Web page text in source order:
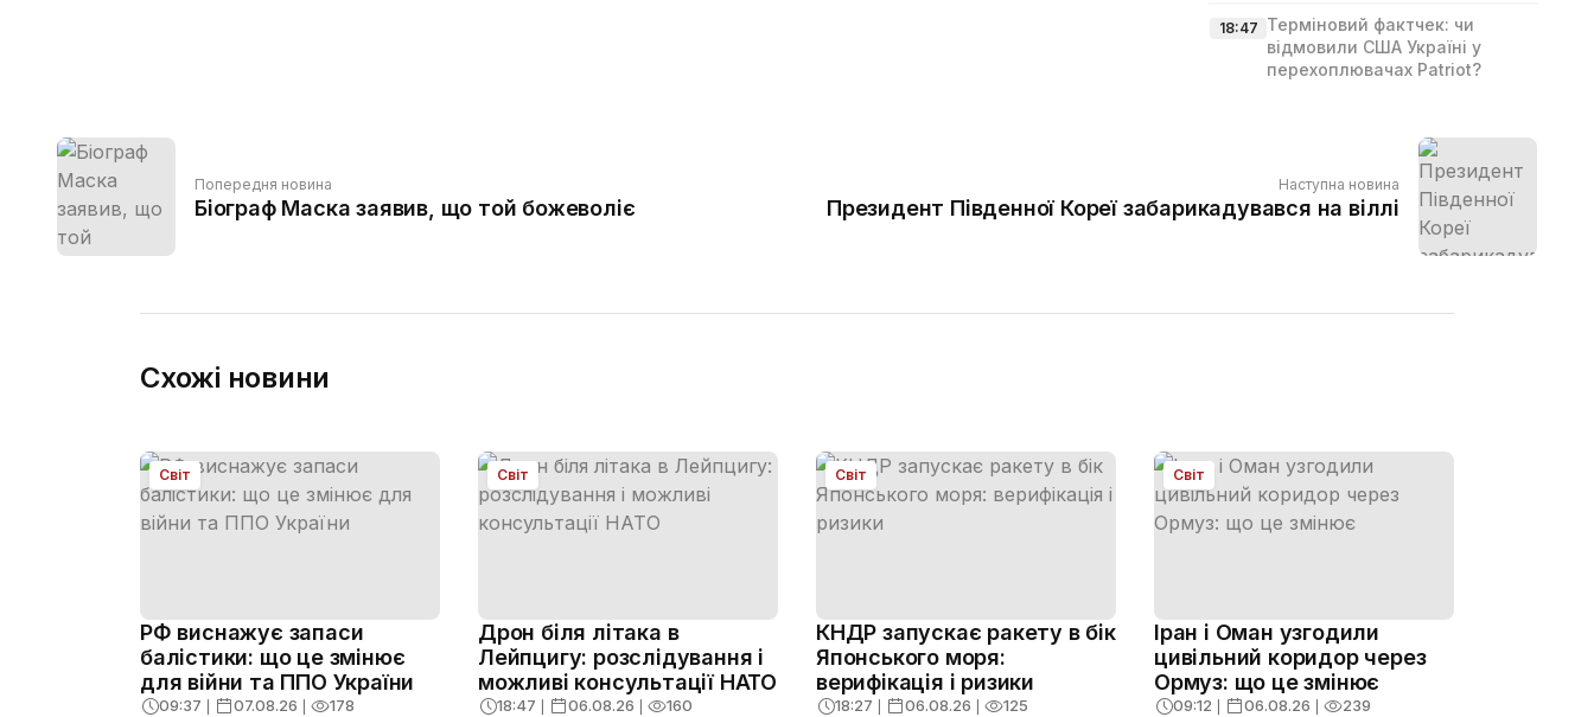
18:47 Терміновий фактчек: чи
відмовили США Україні у
перехоплювачах Patriot?
Попередня новина
Біограф Маска заявив, що той божеволіє
Наступна новина
Президент Південної Кореї забарикадувався на віллі
Схожі новини
Світ
РФ виснажує запаси
балістики: що це змінює
для війни та ППО України
09:37 ❘ 07.08.26 ❘ 178
Світ
Дрон біля літака в
Лейпцигу: розслідування і
можливі консультації НАТО
18:47 ❘ 06.08.26 ❘ 160
Світ
КНДР запускає ракету в бік
Японського моря:
верифікація і ризики
18:27 ❘ 06.08.26 ❘ 125
Світ
Іран і Оман узгодили
цивільний коридор через
Ормуз: що це змінює
09:12 ❘ 06.08.26 ❘ 239